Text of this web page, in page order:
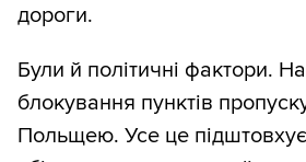
дороги.
Були й політичні фактори.
блокування пунктів
Польщею. Усе це